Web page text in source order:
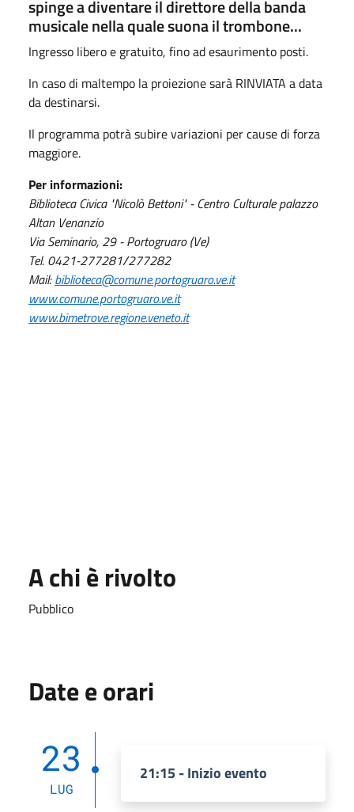
spinge a diventare il direttore della banda
musicale nella quale suona il trombone...
Ingresso libero e gratuito, fino ad esaurimento posti.
In caso di maltempo la proiezione sarà RINVIATA a data
da destinarsi.
Il programma potrà subire variazioni per cause di forza
maggiore.
Per informazioni:
Biblioteca Civica "Nicolò Bettoni" - Centro Culturale palazzo
Altan Venanzio
Via Seminario, 29 - Portogruaro (Ve)
Tel. 0421-277281/277282
Mail:biblioteca@comune.portogruaro.ve.it
www.comune.portogruaro.ve.it
www.bimetrove.regione.veneto.it
A chi è rivolto
Pubblico
Date e orari
23
LUG
21:15 - Inizio evento